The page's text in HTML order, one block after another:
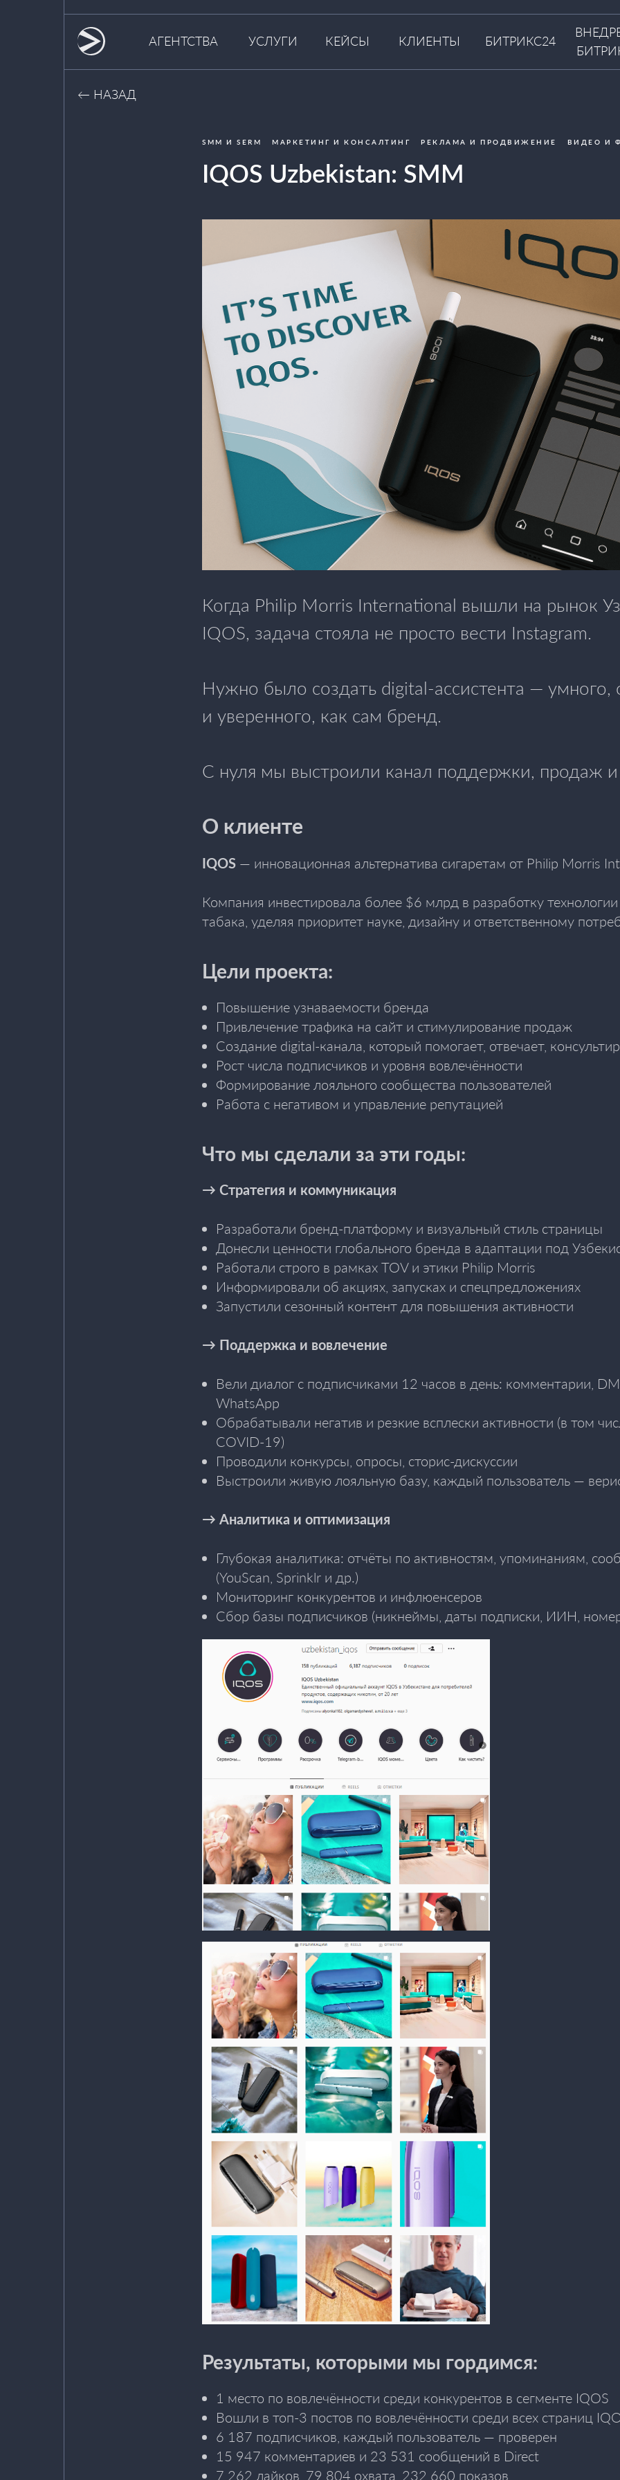
АГЕНТСТВА УСЛУГИ КЕЙСЫ КЛИЕНТЫ БИТРИКС24
← НАЗАД
SMM И SERM МАРКЕТИНГ И КОНСАЛТИНГ РЕКЛАМА И ПРОДВИЖЕНИЕ ВИДЕО И
IQOS Uzbekistan: SMM
Когда Philip Morris International вышли на рынок
IQOS, задача стояла не просто вести Instagram.
Нужно было создать digital-ассистента — умного,
и уверенного, как сам бренд.
С нуля мы выстроили канал поддержки, продаж и
О клиенте
IQOS — инновационная альтернатива сигаретам от Philip Morris
Компания инвестировала более $6 млрд в разработку технологии
табака, уделяя приоритет науке, дизайну и ответственному
Цели проекта:
Повышение узнаваемости бренда
Привлечение трафика на сайт и стимулирование продаж
Создание digital-канала, который помогает, отвечает,
Рост числа подписчиков и уровня вовлечённости
Формирование лояльного сообщества пользователей
Работа с негативом и управление репутацией
Что мы сделали за эти годы:
→ Стратегия и коммуникация
Разработали бренд-платформу и визуальный стиль страницы
Донесли ценности глобального бренда в адаптации под
Работали строго в рамках TOV и этики Philip Morris
Информировали об акциях, запусках и спецпредложениях
Запустили сезонный контент для повышения активности
→ Поддержка и вовлечение
Вели диалог с подписчиками 12 часов в день: комментарии,
WhatsApp
Обрабатывали негатив и резкие всплески активности (в том
COVID-19)
Проводили конкурсы, опросы, сторис-дискуссии
Выстроили живую лояльную базу, каждый пользователь —
→ Аналитика и оптимизация
Глубокая аналитика: отчёты по активностям, упоминаниям,
(YouScan, Sprinklr и др.)
Мониторинг конкурентов и инфлюенсеров
Сбор базы подписчиков (никнеймы, даты подписки, ИИН,
Результаты, которыми мы гордимся:
1 место по вовлечённости среди конкурентов в сегменте IQOS
Вошли в топ-3 постов по вовлечённости среди всех страниц
6 187 подписчиков, каждый пользователь — проверен
15 947 комментариев и 23 531 сообщений в Direct
7 262 лайков, 79 804 охвата, 232 660 показов